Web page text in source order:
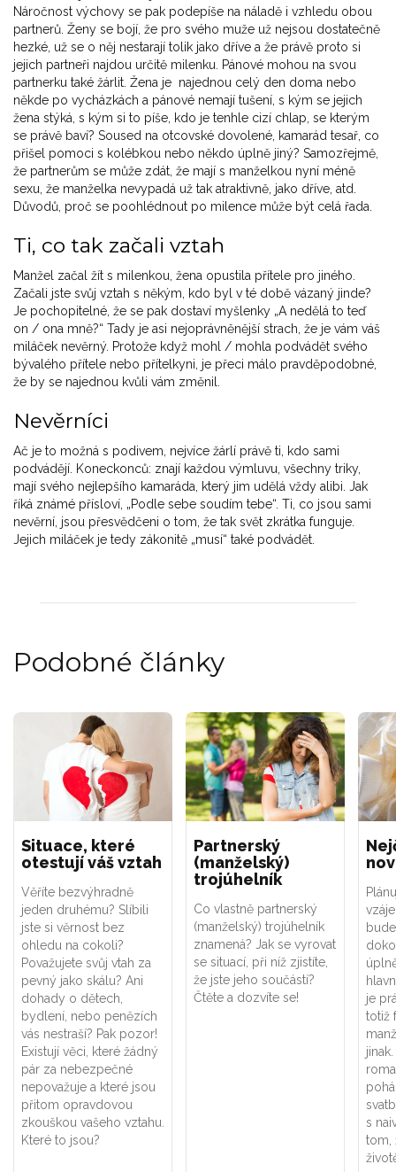
Náročnost výchovy se pak podepíše na náladě i vzhledu obou
partnerů. Ženy se bojí, že pro svého muže už nejsou dostatečně
hezké, už se o něj nestarají tolik jako dříve a že právě proto si
jejich partneři najdou určitě milenku. Pánové mohou na svou
partnerku také žárlit. Žena je najednou celý den doma nebo
někde po vycházkách a pánové nemají tušení, s kým se jejich
žena stýká, s kým si to píše, kdo je tenhle cizí chlap, se kterým
se právě baví? Soused na otcovské dovolené, kamarád tesař, co
přišel pomoci s kolébkou nebo někdo úplně jiný? Samozřejmě,
že partnerům se může zdát, že mají s manželkou nyní méně
sexu, že manželka nevypadá už tak atraktivně, jako dříve, atd.
Důvodů, proč se poohlédnout po milence může být celá řada.
Ti, co tak začali vztah
Manžel začal žít s milenkou, žena opustila přítele pro jiného.
Začali jste svůj vztah s někým, kdo byl v té době vázaný jinde?
Je pochopitelné, že se pak dostaví myšlenky „A nedělá to teď
on / ona mně?“ Tady je asi nejoprávněnější strach, že je vám váš
miláček nevěrný. Protože když mohl / mohla podvádět svého
bývalého přítele nebo přítelkyni, je přeci málo pravděpodobné,
že by se najednou kvůli vám změnil.
Nevěrníci
Ač je to možná s podivem, nejvíce žárlí právě ti, kdo sami
podvádějí. Koneckonců: znají každou výmluvu, všechny triky,
mají svého nejlepšího kamaráda, který jim udělá vždy alibi. Jak
říká známé přísloví, „Podle sebe soudím tebe“. Ti, co jsou sami
nevěrní, jsou přesvědčeni o tom, že tak svět zkrátka funguje.
Jejich miláček je tedy zákonitě „musí“ také podvádět.
Podobné články
Situace, které
otestují váš vztah
Věříte bezvýhradně
jeden druhému? Slíbili
jste si věrnost bez
ohledu na cokoli?
Považujete svůj vtah za
pevný jako skálu? Ani
dohady o dětech,
bydlení, nebo penězích
vás nestraší? Pak pozor!
Existují věci, které žádný
pár za nebezpečné
nepovažuje a které jsou
přitom opravdovou
zkouškou vašeho vztahu.
Které to jsou?
Partnerský
(manželský)
trojúhelník
Co vlastně partnerský
(manželský) trojúhelník
znamená? Jak se vyrovat
se situací, při níž zjistíte,
že jste jeho součástí?
Čtěte a dozvíte se!
je
totiž
s
tom,